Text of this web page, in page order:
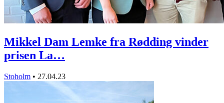
Mikkel Dam Lemke fra Rødding vinder
prisen La…
Stoholm • 27.04.23